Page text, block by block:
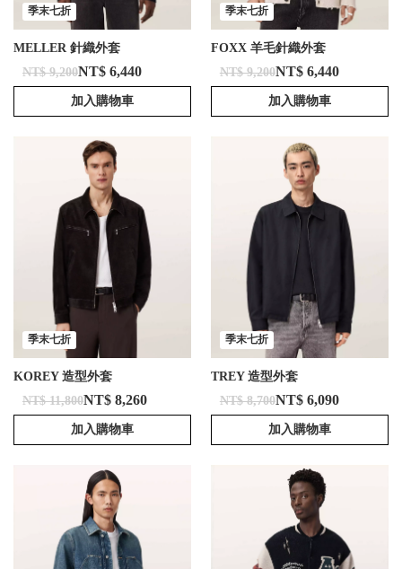
季末七折
MELLER 針織外套
NT$ 9,200NT$ 6,440
加入購物車
季末七折
FOXX 羊毛針織外套
NT$ 9,200NT$ 6,440
加入購物車
季末七折
KOREY 造型外套
NT$ 11,800NT$ 8,260
加入購物車
季末七折
TREY 造型外套
NT$ 8,700NT$ 6,090
加入購物車